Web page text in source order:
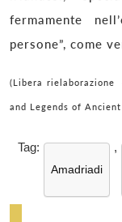
fermamente
persone”, come
(Libera rielaborazione
and Legends of Ancient
Tag:
Amadriadi
,